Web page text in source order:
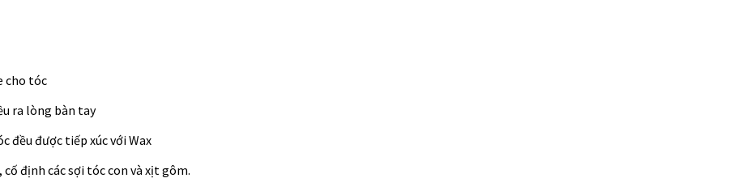
cho tóc
ra lòng bàn tay
đều được tiếp xúc với Wax
định các sợi tóc con và xịt gôm.